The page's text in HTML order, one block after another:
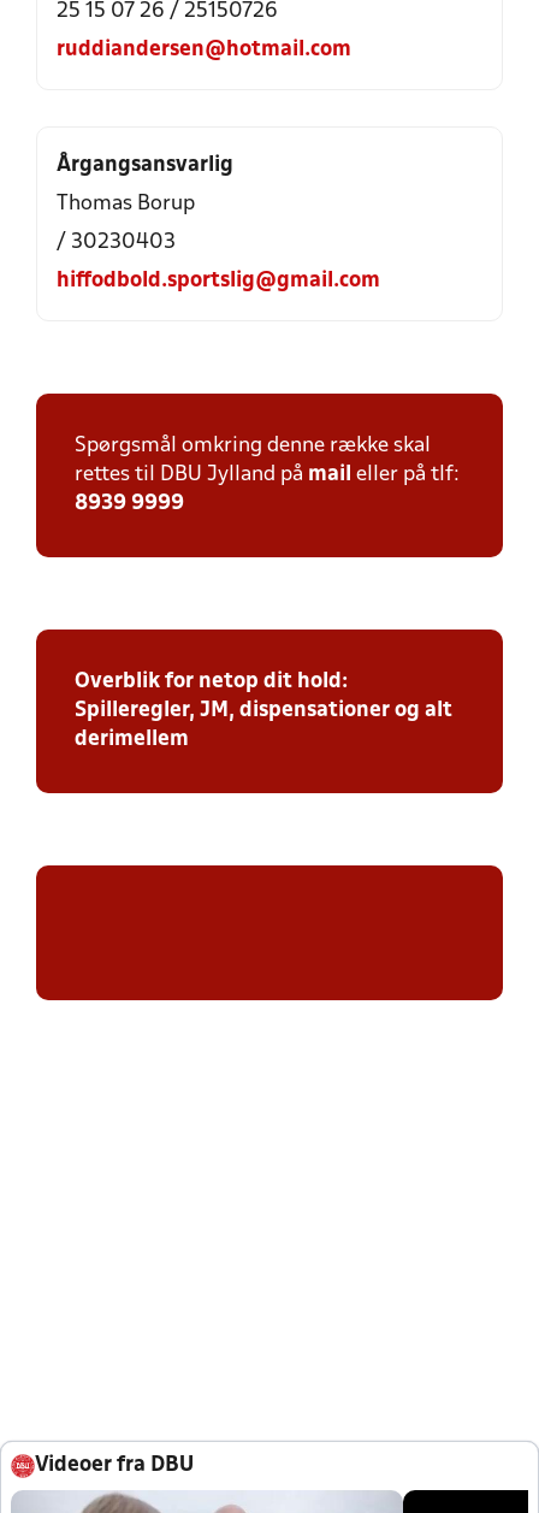
25 15 07 26 / 25150726
ruddiandersen@hotmail.com
Årgangsansvarlig
Thomas Borup
/ 30230403
hiffodbold.sportslig@gmail.com
Spørgsmål omkring denne række skal
rettes til DBU Jylland på mail eller på tlf:
8939 9999
Overblik for netop dit hold:
Spilleregler, JM, dispensationer og alt
derimellem
Videoer fra DBU